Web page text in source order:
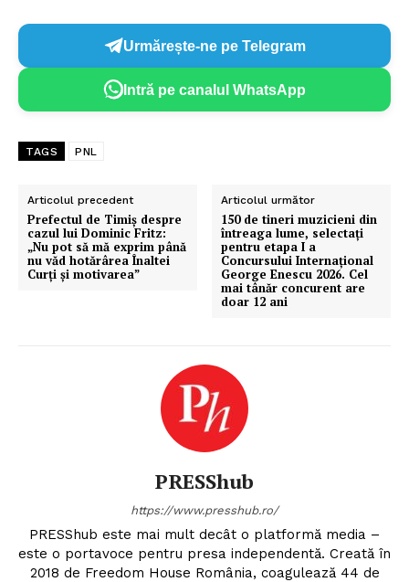
Urmărește-ne pe Telegram
Intră pe canalul WhatsApp
TAGS PNL
Articolul precedent
Prefectul de Timiș despre
cazul lui Dominic Fritz:
„Nu pot să mă exprim până
nu văd hotărârea Înaltei
Curţi şi motivarea”
Articolul următor
150 de tineri muzicieni din
întreaga lume, selectați
pentru etapa I a
Concursului Internațional
George Enescu 2026. Cel
mai tânăr concurent are
doar 12 ani
PRESShub
https://www.presshub.ro/
PRESShub este mai mult decât o platformă media –
este o portavoce pentru presa independentă. Creată în
2018 de Freedom House România, coagulează 44 de